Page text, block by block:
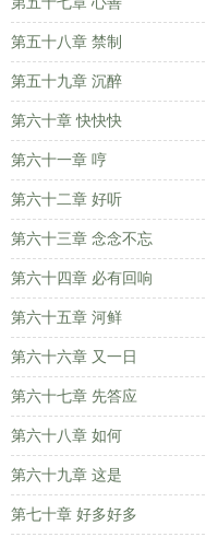
第五十八章 禁制
第五十九章 沉醉
第六十章 快快快
第六十一章 哼
第六十二章 好听
第六十三章 念念不忘
第六十四章 必有回响
第六十五章 河鲜
第六十六章 又一日
第六十七章 先答应
第六十八章 如何
第六十九章 这是
第七十章 好多好多